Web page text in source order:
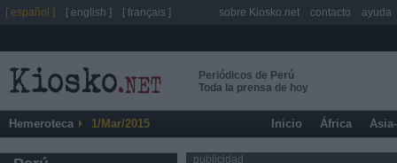
Periódicos de Perú
Toda la prensa de hoy
Hemeroteca 1/Mar/2015 Inicio África
publicidad
[ español ] [ english ] [ français ] sobre Kiosko.net contacto ayuda